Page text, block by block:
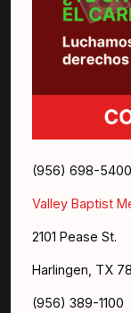
(956) 698-5400
Valley Baptist
2101 Pease St.
Harlingen, TX
(956) 389-1100